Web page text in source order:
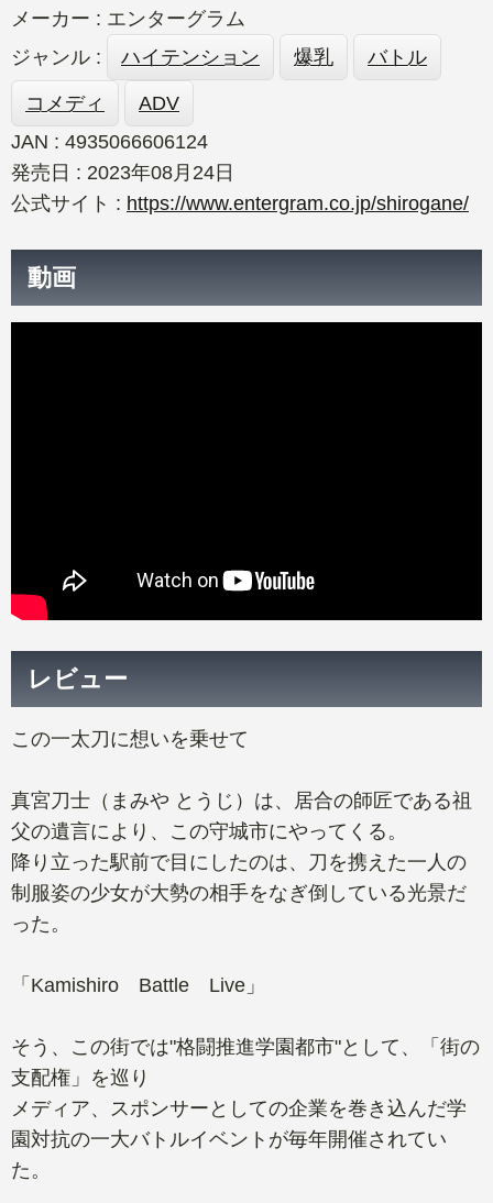
メーカー : エンターグラム
ジャンル :
ハイテンション 爆乳 バトル
コメディ
ADV
JAN : 4935066606124
発売日 : 2023年08月24日
公式サイト : https://www.entergram.co.jp/shirogane/
動画
レビュー
この一太刀に想いを乗せて
真宮刀士（まみや とうじ）は、居合の師匠である祖
父の遺言により、この守城市にやってくる。
降り立った駅前で目にしたのは、刀を携えた一人の
制服姿の少女が大勢の相手をなぎ倒している光景だ
った。
「Kamishiro Battle Live」
そう、この街では"格闘推進学園都市"として、「街の
支配権」を巡り
メディア、スポンサーとしての企業を巻き込んだ学
園対抗の一大バトルイベントが毎年開催されてい
た。